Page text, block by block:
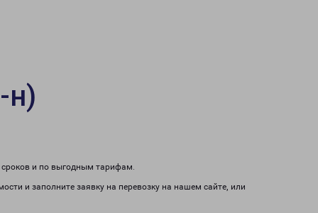
н)
сроков и по выгодным тарифам.
и заполните заявку на перевозку на нашем сайте, или